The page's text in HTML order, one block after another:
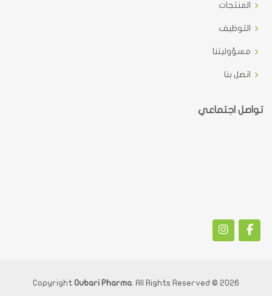
المنتجات
التوظيف
مسؤوليتنا
اتصل بنا
تواصل اجتماعي
2026 © Copyright
Oubari Pharma. All Rights Reserved